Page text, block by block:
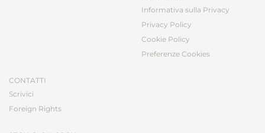
Informativa sulla Privacy
Privacy Policy
Cookie Policy
Preferenze Cookies
CONTATTI
Scrivici
Foreign Rights